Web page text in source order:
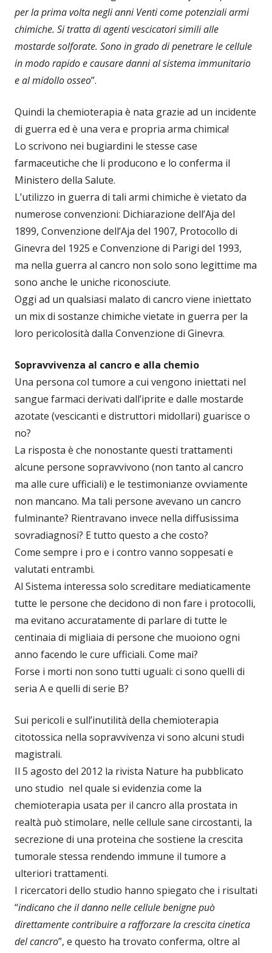
per la prima volta negli anni Venti come potenziali armi
chimiche. Si tratta di agenti vescicatori simili alle
mostarde solforate. Sono in grado di penetrare le cellule
in modo rapido e causare danni al sistema immunitario
e al midollo osseo”.
Quindi la chemioterapia è nata grazie ad un incidente
di guerra ed è una vera e propria arma chimica!
Lo scrivono nei bugiardini le stesse case
farmaceutiche che li producono e lo conferma il
Ministero della Salute.
L’utilizzo in guerra di tali armi chimiche è vietato da
numerose convenzioni: Dichiarazione dell’Aja del
1899, Convenzione dell’Aja del 1907, Protocollo di
Ginevra del 1925 e Convenzione di Parigi del 1993,
ma nella guerra al cancro non solo sono legittime ma
sono anche le uniche riconosciute.
Oggi ad un qualsiasi malato di cancro viene iniettato
un mix di sostanze chimiche vietate in guerra per la
loro pericolosità dalla Convenzione di Ginevra.
Sopravvivenza al cancro e alla chemio
Una persona col tumore a cui vengono iniettati nel
sangue farmaci derivati dall’iprite e dalle mostarde
azotate (vescicanti e distruttori midollari) guarisce o
no?
La risposta è che nonostante questi trattamenti
alcune persone sopravvivono (non tanto al cancro
ma alle cure ufficiali) e le testimonianze ovviamente
non mancano. Ma tali persone avevano un cancro
fulminante? Rientravano invece nella diffusissima
sovradiagnosi? E tutto questo a che costo?
Come sempre i pro e i contro vanno soppesati e
valutati entrambi.
Al Sistema interessa solo screditare mediaticamente
tutte le persone che decidono di non fare i protocolli,
ma evitano accuratamente di parlare di tutte le
centinaia di migliaia di persone che muoiono ogni
anno facendo le cure ufficiali. Come mai?
Forse i morti non sono tutti uguali: ci sono quelli di
seria A e quelli di serie B?
Sui pericoli e sull’inutilità della chemioterapia
citotossica nella sopravvivenza vi sono alcuni studi
magistrali.
Il 5 agosto del 2012 la rivista Nature ha pubblicato
uno studio nel quale si evidenzia come la
chemioterapia usata per il cancro alla prostata in
realtà può stimolare, nelle cellule sane circostanti, la
secrezione di una proteina che sostiene la crescita
tumorale stessa rendendo immune il tumore a
ulteriori trattamenti.
I ricercatori dello studio hanno spiegato che i risultati
“indicano che il danno nelle cellule benigne può
direttamente contribuire a rafforzare la crescita cinetica
del cancro”, e questo ha trovato conferma, oltre al